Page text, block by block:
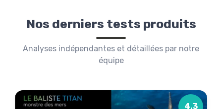
Nos derniers tests produits
Analyses indépendantes et détaillées par notre
équipe
4.3